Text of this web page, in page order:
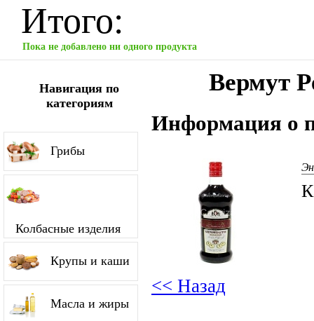
Итого:
Пока не добавлено ни одного продукта
Навигация по
категориям
Грибы
Колбасные изделия
Крупы и каши
Масла и жиры
Вермут
Информация о
<< Назад